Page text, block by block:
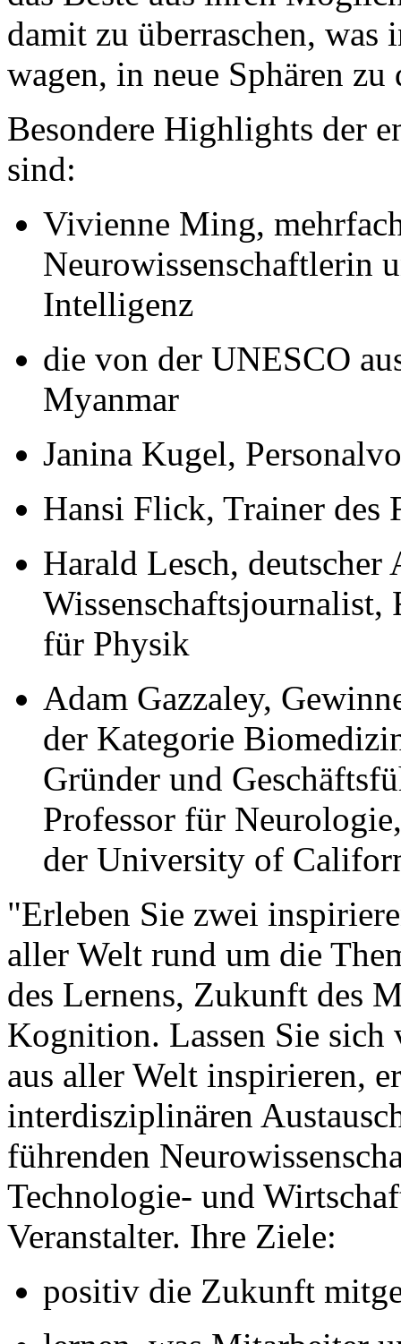
damit zu überraschen, was
wagen, in neue Sphären
Besondere Highlights der
sind:
Vivienne Ming,
Neurowissenschaftlerin
Intelligenz
die von der UNESCO
Myanmar
Janina Kugel,
Hansi Flick, Trainer des
Harald Lesch,
Wissenschaftsjournalist,
für Physik
Adam Gazzaley,
der Kategorie
Gründer und
Professor für
der University of
"Erleben Sie zwei
aller Welt rund um die
des Lernens, Zukunft des
Kognition. Lassen Sie sich
aus aller Welt inspirieren,
interdisziplinären
führenden
Technologie- und
Veranstalter. Ihre Ziele:
positiv die Zukunft